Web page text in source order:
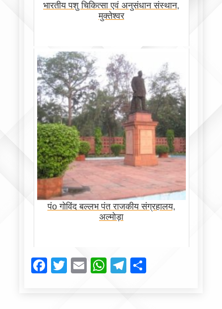
भारतीय पशु चिकित्सा एवं अनुसंधान संस्थान,
मुक्तेश्वर
पंo गोविंद बल्लभ पंत राजकीय संग्रहालय,
अल्मोड़ा
Facebook
Twitter
EmailWhatsApp
Telegram